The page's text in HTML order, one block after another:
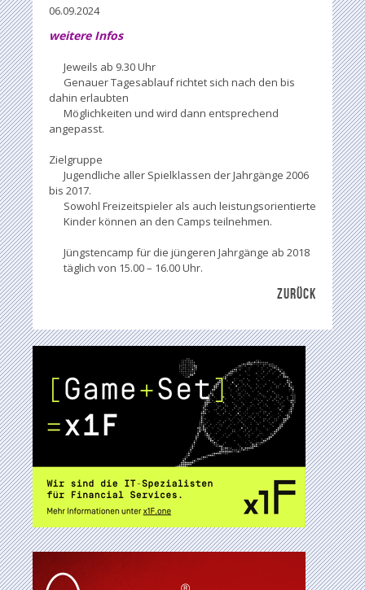
06.09.2024
weitere Infos
Jeweils ab 9.30 Uhr
Genauer Tagesablauf richtet sich nach den bis
dahin erlaubten
Möglichkeiten und wird dann entsprechend
angepasst.
Zielgruppe
Jugendliche aller Spielklassen der Jahrgänge 2006
bis 2017.
Sowohl Freizeitspieler als auch leistungsorientierte
Kinder können an den Camps teilnehmen.
Jüngstencamp für die jüngeren Jahrgänge ab 2018
täglich von 15.00 – 16.00 Uhr.
ZURÜCK